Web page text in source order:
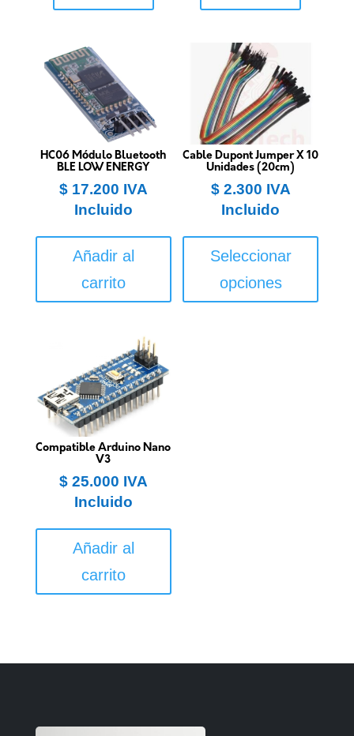
HC06 Módulo Bluetooth
BLE LOW ENERGY
$17.200 IVA
Incluido
Añadir al
carrito
Cable Dupont Jumper X 10
Unidades (20cm)
$2.300 IVA
Incluido
Seleccionar
opciones
Compatible Arduino Nano
V3
$25.000 IVA
Incluido
Añadir al
carrito